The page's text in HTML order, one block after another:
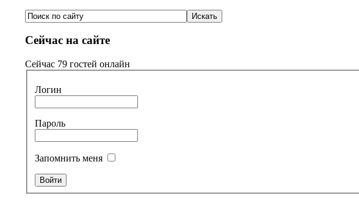
Сейчас на сайте
Сейчас 79 гостей онлайн
Логин
Пароль
Запомнить меня